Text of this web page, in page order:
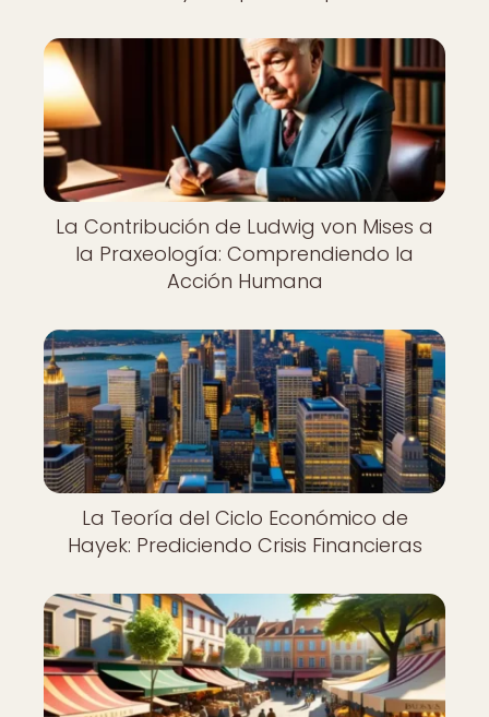
La Contribución de Ludwig von Mises a
la Praxeología: Comprendiendo la
Acción Humana
La Teoría del Ciclo Económico de
Hayek: Prediciendo Crisis Financieras